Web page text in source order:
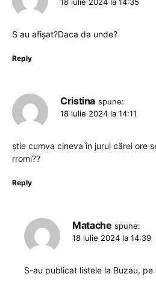
S au afișat?Daca da unde?
Reply
Cristina spune:
18 iulie 2024 la 14:11
știe cumva cineva în jurul cărei ore
rromi??
Reply
Matache spune:
18 iulie 2024 la 14:39
S-au publicat listele la Buzau, pe